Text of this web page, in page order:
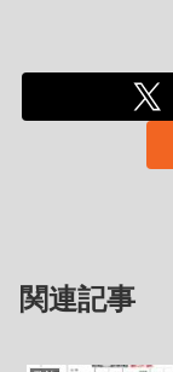
関連記事